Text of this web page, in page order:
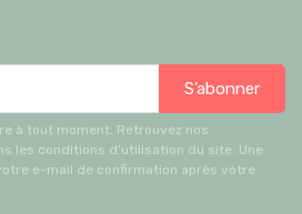
S’abonner
à tout moment. Retrouvez nos
les conditions d'utilisation du site. Une
e-mail de confirmation après votre